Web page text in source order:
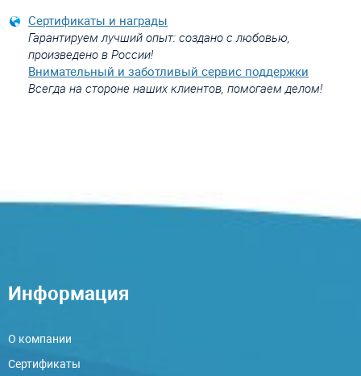
Сертификаты и награды
Гарантируем лучший опыт: создано с любовью,
произведено в России!
Внимательный и заботливый сервис поддержки
Всегда на стороне наших клиентов, помогаем делом!
Информация
О компании
Сертификаты